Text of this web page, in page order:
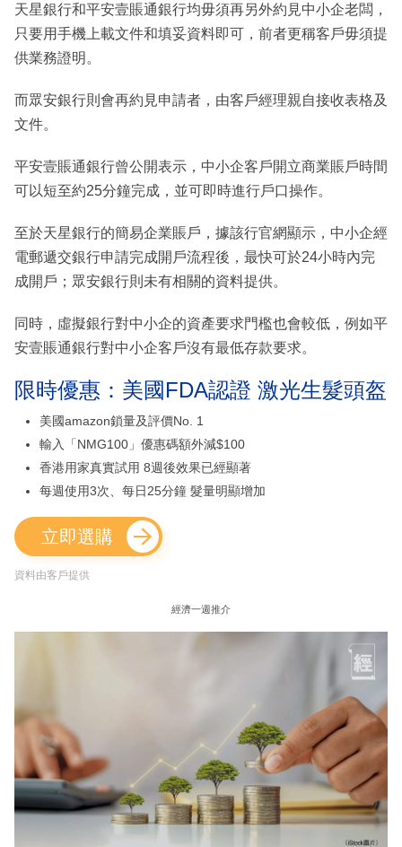
天星銀行和平安壹賬通銀行均毋須再另外約見中小企老闆，
只要用手機上載文件和填妥資料即可，前者更稱客戶毋須提
供業務證明。
而眾安銀行則會再約見申請者，由客戶經理親自接收表格及
文件。
平安壹賬通銀行曾公開表示，中小企客戶開立商業賬戶時間
可以短至約25分鐘完成，並可即時進行戶口操作。
至於天星銀行的簡易企業賬戶，據該行官網顯示，中小企經
電郵遞交銀行申請完成開戶流程後，最快可於24小時內完
成開戶；眾安銀行則未有相關的資料提供。
同時，虛擬銀行對中小企的資產要求門檻也會較低，例如平
安壹賬通銀行對中小企客戶沒有最低存款要求。
限時優惠：美國FDA認證 激光生髮頭盔
美國amazon鎖量及評價No. 1
輸入「NMG100」優惠碼額外減$100
香港用家真實試用 8週後效果已經顯著
每週使用3次、每日25分鐘 髮量明顯增加
立即選購
資料由客戶提供
經濟一週推介